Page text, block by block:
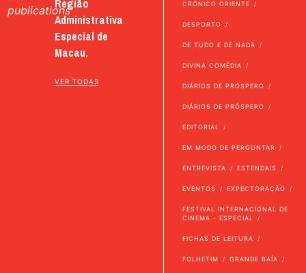
publicationsRegião
Administrativa
Especial de
Macau.
VER TODAS
CRÓNICO ORIENTE
DESPORTO
DE TUDO E DE NADA
DIVINA COMÉDIA
DIÁRIOS DE PRÓSPERO
DIÁRIOS DE PRÓSPERO
EDITORIAL
EM MODO DE PERGUNTAR
ENTREVISTA ESTENDAIS
EVENTOS EXPECTORAÇÃO
FESTIVAL INTERNACIONAL DE
CINEMA - ESPECIAL
FICHAS DE LEITURA
FOLHETIM GRANDE BAÍA